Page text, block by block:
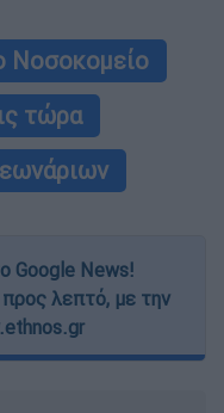
Νοσοκομείο
τώρα
Google News!
προς λεπτό, με την